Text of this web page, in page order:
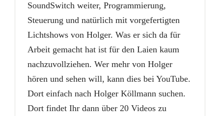
SoundSwitch weiter, Programmierung,
Steuerung und natürlich mit vorgefertigten
Lichtshows von Holger. Was er sich da für
Arbeit gemacht hat ist für den Laien kaum
nachzuvollziehen. Wer mehr von Holger
hören und sehen will, kann dies bei YouTube.
Dort einfach nach Holger Köllmann suchen.
Dort findet Ihr dann über 20 Videos zu